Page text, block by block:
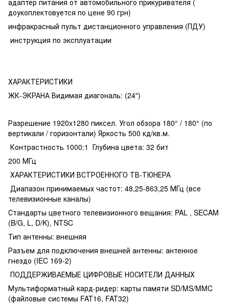
доукоплектовуется по цене 90 грн)
инфракрасный пульт дистанционного управления (ПДУ)
инструкция по эксплуатации
ХАРАКТЕРИСТИКИ
ЖК-ЭКРАНА Видимая диагональ: (24")
Разрешение 1920x1280 пиксел. Угол обзора 180° / 180° (по
вертикали / горизонтали) Яркость 500 кд/кв.м.
Контрастность 1000:1 Глубина цвета: 32 бит
200 МГц
ХАРАКТЕРИСТИКИ ВСТРОЕННОГО ТВ-ТЮНЕРА
Диапазон принимаемых частот: 48,25-863,25 МГц (все
телевизионные каналы)
Стандарты цветного телевизионного вещания: PAL , SECAM
(B/G, L, D/K), NTSC
Тип антенны: внешняя
Разъем для подключения внешней антенны: антенное
гнездо (IEC 169-2)
ПОДДЕРЖИВАЕМЫЕ ЦИФРОВЫЕ НОСИТЕЛИ ДАННЫХ
Мультиформатный кард-ридер: карты памяти SD/MS/MMC
(файловые системы FAT16, FAT32)